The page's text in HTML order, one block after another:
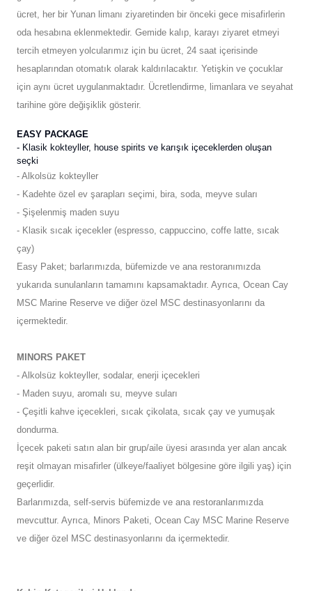
ücret, her bir Yunan limanı ziyaretinden bir önceki gece misafirlerin
oda hesabına eklenmektedir. Gemide kalıp, karayı ziyaret etmeyi
tercih etmeyen yolcularımız için bu ücret, 24 saat içerisinde
hesaplarından otomatık olarak kaldırılacaktır. Yetişkin ve çocuklar
için aynı ücret uygulanmaktadır. Ücretlendirme, limanlara ve seyahat
tarihine göre değişiklik gösterir.
EASY PACKAGE
- Klasik kokteyller, house spirits ve karışık içeceklerden oluşan
seçki
- Alkolsüz kokteyller
- Kadehte özel ev şarapları seçimi, bira, soda, meyve suları
- Şişelenmiş maden suyu
- Klasik sıcak içecekler (espresso, cappuccino, coffe latte, sıcak
çay)
Easy Paket; barlarımızda, büfemizde ve ana restoranımızda
yukarıda sunulanların tamamını kapsamaktadır. Ayrıca, Ocean Cay
MSC Marine Reserve ve diğer özel MSC destinasyonlarını da
içermektedir.
MINORS PAKET
- Alkolsüz kokteyller, sodalar, enerji içecekleri
- Maden suyu, aromalı su, meyve suları
- Çeşitli kahve içecekleri, sıcak çikolata, sıcak çay ve yumuşak
dondurma.
İçecek paketi satın alan bir grup/aile üyesi arasında yer alan ancak
reşit olmayan misafirler (ülkeye/faaliyet bölgesine göre ilgili yaş) için
geçerlidir.
Barlarımızda, self-servis büfemizde ve ana restoranlarımızda
mevcuttur. Ayrıca, Minors Paketi, Ocean Cay MSC Marine Reserve
ve diğer özel MSC destinasyonlarını da içermektedir.